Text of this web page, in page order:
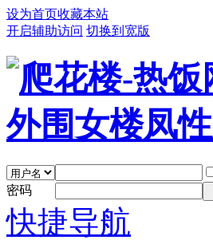
设为首页收藏本站
开启辅助访问 切换到宽版
密码
快捷导航